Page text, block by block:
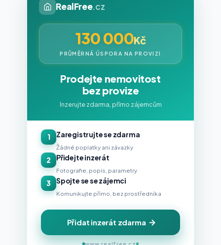
RealFree.cz
130 000Kč
PRŮMĚRNÁ ÚSPORA NA PROVIZI
Prodejte nemovitost
bez provize
Inzerujte zdarma, přímo zájemcům
1 Zaregistrujte se zdarma
Žádné poplatky ani závazky
2 Přidejte inzerát
Fotografie, popis, parametry
3 Spojte se se zájemci
Komunikujte přímo, bez prostředníka
Přidat inzerát zdarma